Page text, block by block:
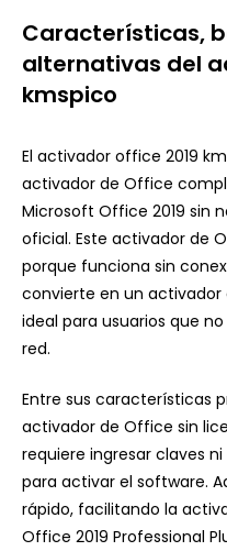
Características,
alternativas del
kmspico
El activador office 2019
activador de Office
Microsoft Office 2019 sin
oficial. Este activador de
porque funciona sin
convierte en un activador
ideal para usuarios que
red.
Entre sus características
activador de Office sin
requiere ingresar claves
para activar el software.
rápido, facilitando la
Office 2019 Professional